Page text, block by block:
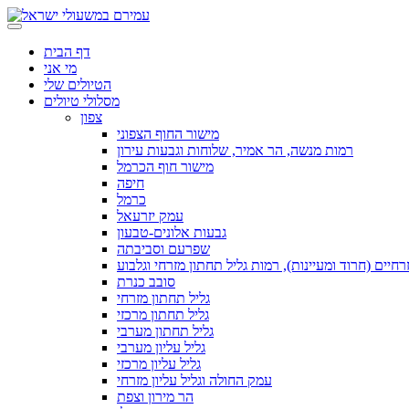
דף הבית
מי אני
הטיולים שלי
מסלולי טיולים
צפון
מישור החוף הצפוני
רמות מנשה, הר אמיר, שלוחות וגבעות עירון
מישור חוף הכרמל
חיפה
כרמל
עמק יזרעאל
גבעות אלונים-טבעון
שפרעם וסביבתה
(חרוד ומעיינות), רמות גליל תחתון מזרחי וגלבוע
סובב כנרת
גליל תחתון מזרחי
גליל תחתון מרכזי
גליל תחתון מערבי
גליל עליון מערבי
גליל עליון מרכזי
עמק החולה וגליל עליון מזרחי
הר מירון וצפת